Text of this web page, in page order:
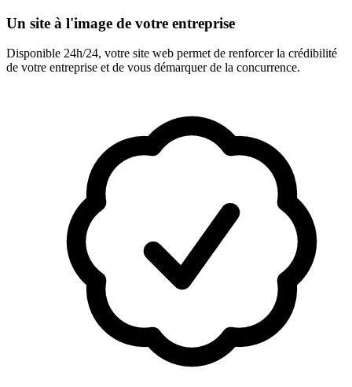
Un site à l'image de votre entreprise
Disponible 24h/24, votre site web permet de renforcer la crédibilité
de votre entreprise et de vous démarquer de la concurrence.